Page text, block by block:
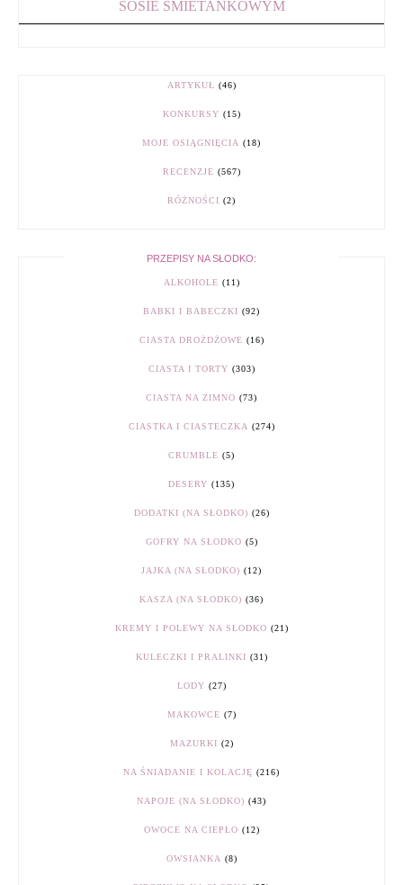
SOSIE ŚMIETANKOWYM
ARTYKUŁ (46)
KONKURSY (15)
MOJE OSIĄGNIĘCIA (18)
RECENZJE (567)
RÓŻNOŚCI (2)
PRZEPISY NA SŁODKO:
ALKOHOLE (11)
BABKI I BABECZKI (92)
CIASTA DROŻDŻOWE (16)
CIASTA I TORTY (303)
CIASTA NA ZIMNO (73)
CIASTKA I CIASTECZKA (274)
CRUMBLE (5)
DESERY (135)
DODATKI (NA SŁODKO) (26)
GOFRY NA SŁODKO (5)
JAJKA (NA SŁODKO) (12)
KASZA (NA SŁODKO) (36)
KREMY I POLEWY NA SŁODKO (21)
KULECZKI I PRALINKI (31)
LODY (27)
MAKOWCE (7)
MAZURKI (2)
NA ŚNIADANIE I KOLACJĘ (216)
NAPOJE (NA SŁODKO) (43)
OWOCE NA CIEPŁO (12)
OWSIANKA (8)